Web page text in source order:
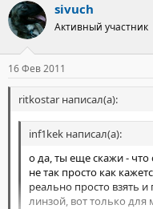
sivuch
Активный участник
16 Фев 2011
ritkostar написал(а):
inf1kek написал(а):
о да, ты еще скажи - что
не так просто как
реально просто взять
линзой, вот только для